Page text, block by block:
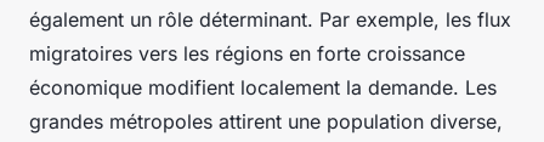
également un rôle déterminant. Par exemple, les flux
migratoires vers les régions en forte croissance
économique modifient localement la demande. Les
grandes métropoles attirent une population diverse,